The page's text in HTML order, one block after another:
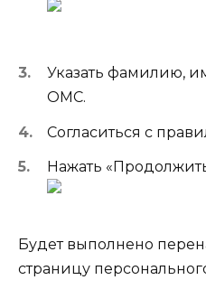
Указать фамилию,
ОМС.
Согласиться с
Нажать
Будет выполнено
страницу